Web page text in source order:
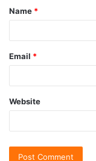
Name *
Email *
Website